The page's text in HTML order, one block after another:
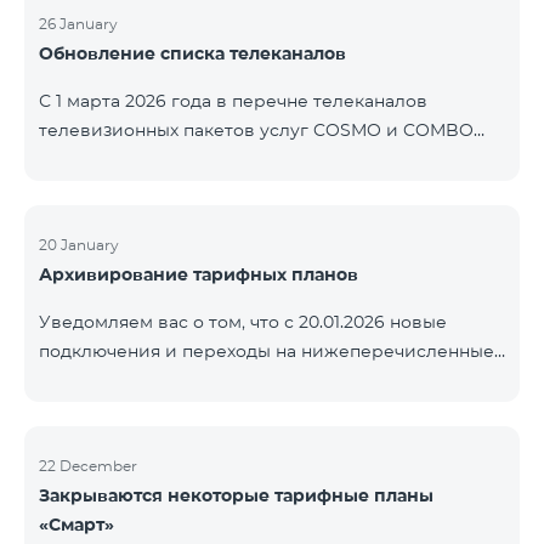
контролем нашей компании. В настоящее время
точные сроки восстановления услуг неизвестны.
предоставлена по мере изменения ситуации.
Благодарим за понимание.
26 January
Обновление списка телеканалов
С 1 марта 2026 года в перечне телеканалов
телевизионных пакетов услуг COSMO и COMBO
только в тех регионах, где их трансляция является
обязательной. Данные изменения реализуются в
телевизионной платформы и полностью
соответствуют нормам местного вещания.
20 January
Архивирование тарифных планов
Уведомляем вас о том, что с 20.01.2026 новые
подключения и переходы на нижеперечисленные
22 December
Закрываются некоторые тарифные планы
«Смарт»